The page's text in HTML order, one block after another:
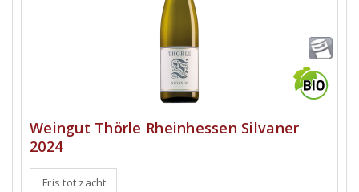
Weingut Thörle Rheinhessen Silvaner
2024
Fris tot zacht